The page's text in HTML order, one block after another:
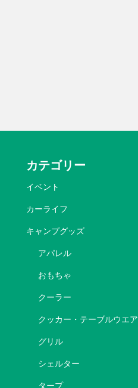
カテゴリー
イベント
カーライフ
キャンプグッズ
アパレル
おもちゃ
クーラー
クッカー・テーブルウエア
グリル
シェルター
タープ